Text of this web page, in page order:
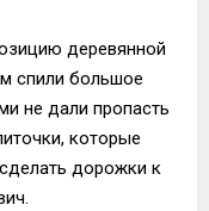
деревянной
спили большое
не дали пропасть
которые
дорожки к